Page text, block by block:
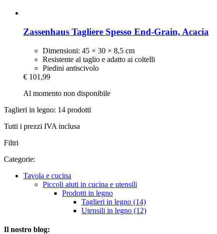
Zassenhaus Tagliere Spesso End-​Grain, Acacia
Dimensioni: 45 × 30 × 8,5 cm
Resistente al taglio e adatto ai coltelli
Piedini antiscivolo
€ 101,99
Al momento non disponibile
Taglieri in legno: 14 prodotti
Tutti i prezzi IVA inclusa
Filtri
Categorie:
Tavola e cucina
Piccoli aiuti in cucina e utensili
Prodotti in legno
Taglieri in legno (14)
Utensili in legno (12)
Il nostro blog: